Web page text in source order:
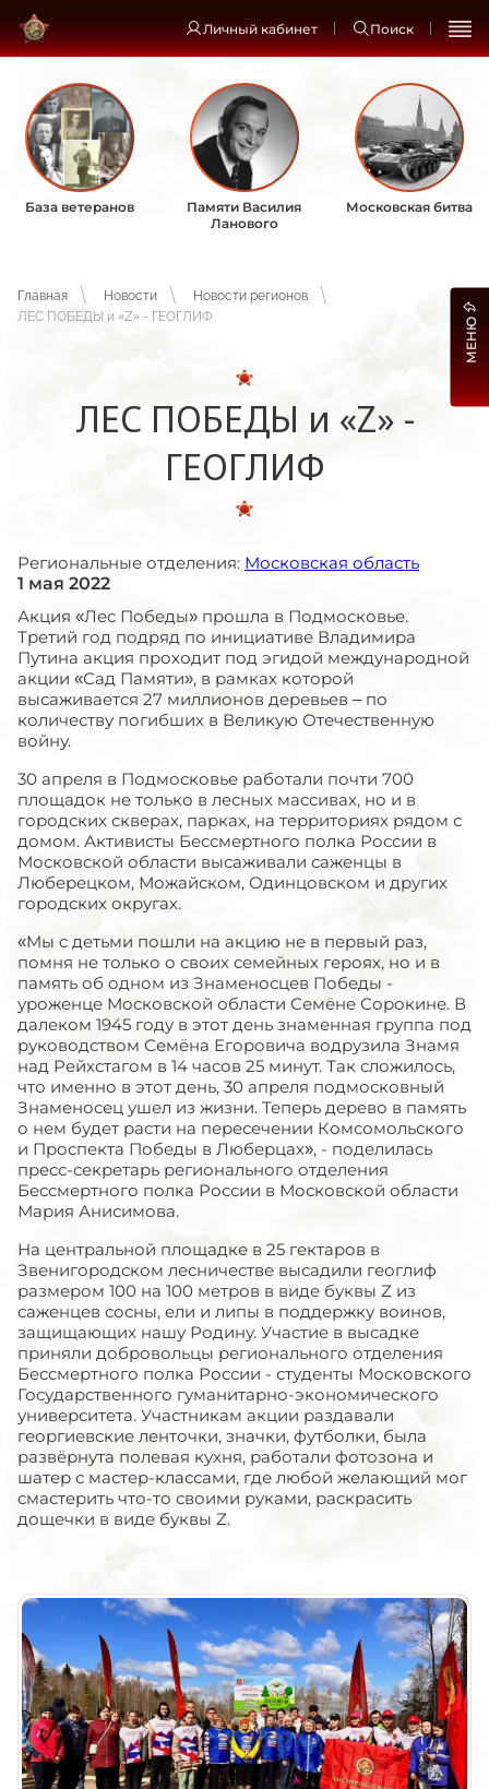
Личный кабинет Поиск
База ветеранов
Памяти Василия
Ланового
Московская битва
Главная Новости
Новости регионов
ЛЕС ПОБЕДЫ и «Z» - ГЕОГЛИФ
ЛЕС ПОБЕДЫ и «Z» -
ГЕОГЛИФ
Региональные отделения: Московская область
1 мая 2022
Акция «Лес Победы» прошла в Подмосковье.
Третий год подряд по инициативе Владимира
Путина акция проходит под эгидой международной
акции «Сад Памяти», в рамках которой
высаживается 27 миллионов деревьев – по
количеству погибших в Великую Отечественную
войну.
30 апреля в Подмосковье работали почти 700
площадок не только в лесных массивах, но и в
городских скверах, парках, на территориях рядом с
домом. Активисты Бессмертного полка России в
Московской области высаживали саженцы в
Люберецком, Можайском, Одинцовском и других
городских округах.
«Мы с детьми пошли на акцию не в первый раз,
помня не только о своих семейных героях, но и в
память об одном из Знаменосцев Победы -
уроженце Московской области Семёне Сорокине. В
далеком 1945 году в этот день знаменная группа под
руководством Семёна Егоровича водрузила Знамя
над Рейхстагом в 14 часов 25 минут. Так сложилось,
что именно в этот день, 30 апреля подмосковный
Знаменосец ушел из жизни. Теперь дерево в память
о нем будет расти на пересечении Комсомольского
и Проспекта Победы в Люберцах», - поделилась
пресс-секретарь регионального отделения
Бессмертного полка России в Московской области
Мария Анисимова.
На центральной площадке в 25 гектаров в
Звенигородском лесничестве высадили геоглиф
размером 100 на 100 метров в виде буквы Z из
саженцев сосны, ели и липы в поддержку воинов,
защищающих нашу Родину. Участие в высадке
приняли добровольцы регионального отделения
Бессмертного полка России - студенты Московского
Государственного гуманитарно-экономического
университета. Участникам акции раздавали
георгиевские ленточки, значки, футболки, была
развёрнута полевая кухня, работали фотозона и
шатер с мастер-классами, где любой желающий мог
смастерить что-то своими руками, раскрасить
дощечки в виде буквы Z.
МЕНЮ